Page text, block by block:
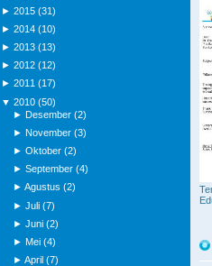
► 2015 (31)
► 2014 (10)
► 2013 (13)
► 2012 (12)
► 2011 (17)
▼ 2010 (50)
► Desember (2)
► November (3)
► Oktober (2)
► September (4)
► Agustus (2)
► Juli (7)
► Juni (2)
► Mei (4)
► April (7)